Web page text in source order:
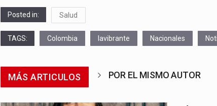
Posted in: Salud
TAGS: Colombia lavibrante Nacionales
MÁS ARTICULOS POR EL MISMO AUTOR